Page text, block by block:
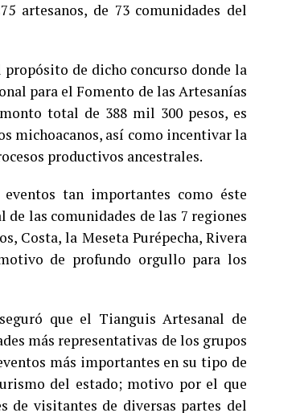
artesanos, de 73 comunidades del
de dicho concurso donde la
para el Fomento de las Artesanías
total de 388 mil 300 pesos, es
michoacanos, así como incentivar la
productivos ancestrales.
tan importantes como éste
las comunidades de las 7 regiones
Costa, la Meseta Purépecha, Rivera
de profundo orgullo para los
que el Tianguis Artesanal de
más representativas de los grupos
más importantes en su tipo de
del estado; motivo por el que
de visitantes de diversas partes del